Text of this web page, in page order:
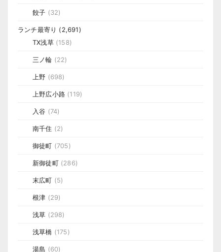
餃子 (32)
ランチ最寄り (2,691)
TX浅草(158)
三ノ輪 (22)
上野 (698)
上野広小路 (119)
入谷 (74)
南千住 (2)
御徒町 (705)
新御徒町(286)
末広町 (5)
根津 (29)
浅草 (298)
浅草橋 (175)
湯島 (60)